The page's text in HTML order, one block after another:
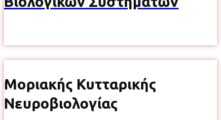
Μοριακής Κυτταρικής
Νευροβιολογίας